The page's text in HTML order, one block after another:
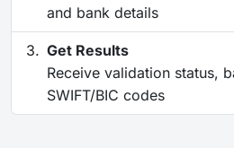
and bank details
Get Results
Receive validation status,
SWIFT/BIC codes